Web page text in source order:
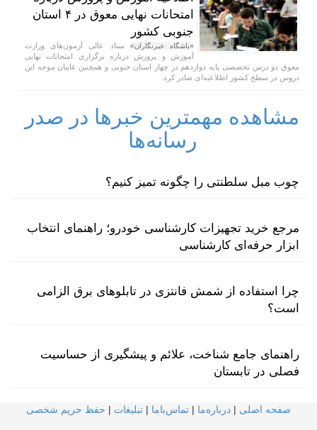
امتحانات نهایی معوق در ۴ استان
جنوبی کشور
«باشگاه خبرنگاران» ستاد عالی آزمون‌های وزارت
آموزش و پرورش درباره برگزاری امتحانات نهایی
معوق دو درس تخصصی پایه دوازدهم در چهار استان جنوبی و همچنین غایبان موجه این
دروس در سطح کشور اطلاعیه‌ای صادر کرد.
مشاهده مهمترین خبرها در صدر
رسانه‌ها
چوب مبل سلطنتی را چگونه تمیز کنیم؟
مرجع خرید تجهیزات کارشناسی خودرو؛ راهنمای انتخاب
ابزار حرفه‌ای کارشناسی
چرا استفاده از شمش فانتزی در تابلوهای برق الزامی
است؟
راهنمای جامع شناخت، علائم و پیشگیری از حساسیت
فصلی در تابستان
صفحه اصلی | درباره‌ما | تماس‌با‌ما | تبلیغات | حفظ حریم شخصی